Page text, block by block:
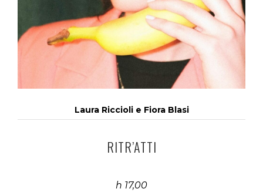
Laura Riccioli e Fiora Blasi
RITR’ATTI
h 17,00